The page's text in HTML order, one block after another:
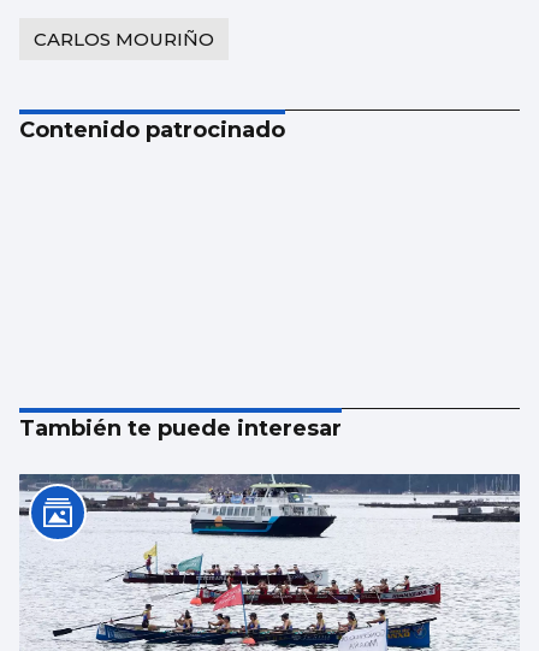
CARLOS MOURIÑO
Contenido patrocinado
También te puede interesar